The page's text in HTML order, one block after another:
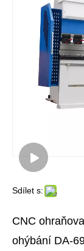
Sdílet s:
CNC
ohýbání DA-